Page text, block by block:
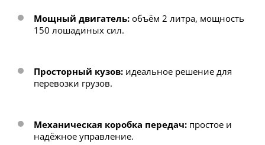
Мощный двигатель: объём 2 литра, мощность
150 лошадиных сил.
Просторный кузов: идеальное решение для
перевозки грузов.
Механическая коробка передач: простое и
надёжное управление.